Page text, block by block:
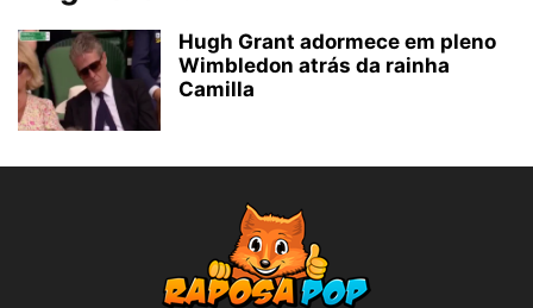
Hugh Grant adormece em pleno
Wimbledon atrás da rainha
Camilla